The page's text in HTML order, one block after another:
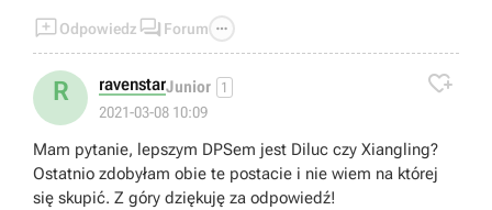
Odpowiedz  Forum 
R ravenstarJunior 1
2021-03-08 10:09

Mam pytanie, lepszym DPSem jest Diluc czy Xiangling?
Ostatnio zdobyłam obie te postacie i nie wiem na której
się skupić. Z góry dziękuję za odpowiedź!